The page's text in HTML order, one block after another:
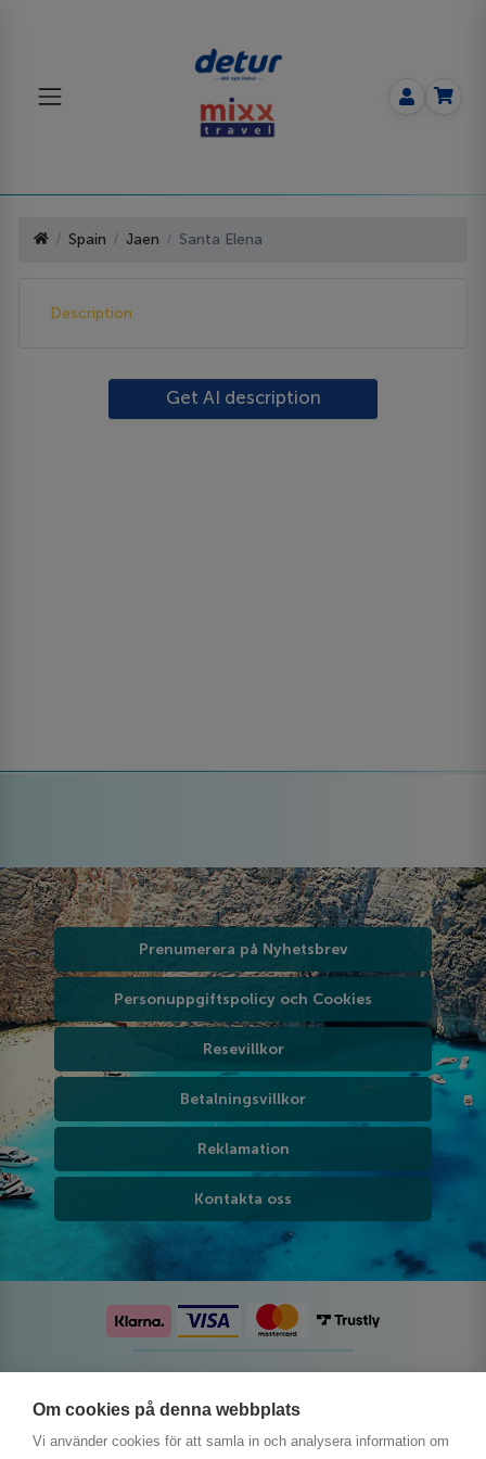
Om cookies på denna webbplats
Vi använder cookies för att samla in och analysera information om
Spain Jaen Santa Elena
Description
Get AI description
Prenumerera på Nyhetsbrev
Personuppgiftspolicy och Cookies
Resevillkor
Betalningsvillkor
Reklamation
Kontakta oss